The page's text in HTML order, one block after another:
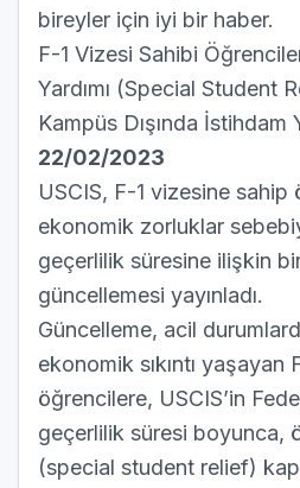
bireyler için iyi bir haber.
F-1 Vizesi Sahibi
Yardımı (Special Student
Kampüs Dışında İstihdam
22/02/2023
USCIS, F-1 vizesine sahip
ekonomik zorluklar
geçerlilik süresine ilişkin
güncellemesi yayınladı.
Güncelleme, acil
ekonomik sıkıntı yaşayan
öğrencilere, USCIS’in
geçerlilik süresi boyunca,
(special student relief)